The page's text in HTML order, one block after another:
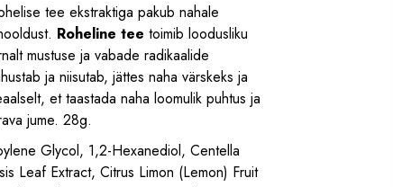
tee ekstraktiga pakub nahale
Roheline tee toimib loodusliku
mustuse ja vabade radikaalide
ja niisutab, jättes naha värskeks ja
et taastada naha loomulik puhtus ja
jume. 28g.
Glycol, 1,2-Hexanediol, Centella
Leaf Extract, Citrus Limon (Lemon) Fruit